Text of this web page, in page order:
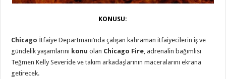
KONUSU:
Chicago İtfaiye Departmanı’nda çalışan kahraman itfaiyecilerin iş ve
gündelik yaşamlarını konu olan Chicago Fire , adrenalin bağımlısı
Teğmen Kelly Severide ve takım arkadaşlarının maceralarını ekrana
getirecek.